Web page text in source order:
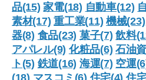
品(15) 家電(18) 自動車(12)
素材(17) 重工業(11) 機械(23)
器(8) 食品(23) 菓子(7) 飲料
アパレル(9) 化粧品(6) 石油
ト(5) 鉄道(16) 海運(7) 空運